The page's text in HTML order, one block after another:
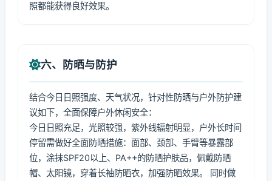
照都能获得良好效果。
六、防晒与防护
结合今日日照强度、天气状况，针对性防晒与户外防护建
议如下，全面保障户外休闲安全：
今日日照充足，光照较强，紫外线辐射明显，户外长时间
停留需做好全面防晒措施：面部、颈部、手臂等暴露部
位，涂抹SPF20以上、PA++的防晒护肤品，佩戴防晒
帽、太阳镜，穿着长袖防晒衣，加强防晒效果。 同时做